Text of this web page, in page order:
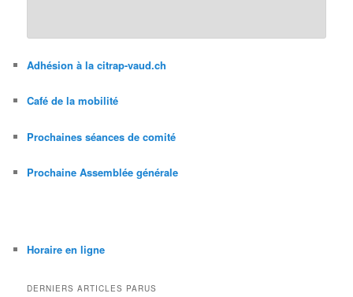
Adhésion à la citrap-vaud.ch
Café de la mobilité
Prochaines séances de comité
Prochaine Assemblée générale
Horaire en ligne
DERNIERS ARTICLES PARUS